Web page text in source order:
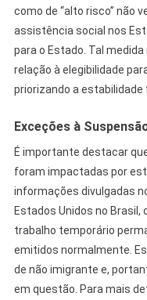
como de “alto risco” não
assistência social nos
para o Estado. Tal
relação à elegibilidade
priorizando a
Exceções à
É importante destacar
foram impactadas por
informações divulgadas
Estados Unidos no
trabalho temporário
emitidos normalmente.
de não imigrante e,
em questão. Para mais